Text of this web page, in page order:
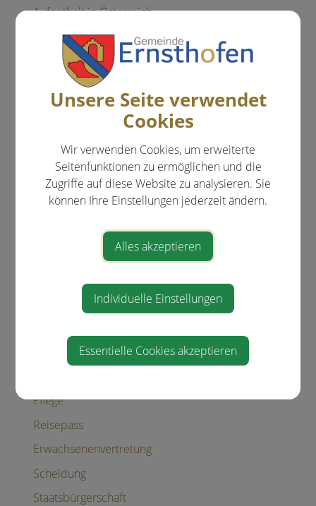
Aufenthalt in Österreich
Bauen
Menschen mit Behinderungen
Coronavirus
Erben und Vererben
Geburt
Gesetzliche Neuerungen
Gewalt in der Familie
Kinderbetreuung
Pflege
Reisepass
Erwachsenenvertretung
Scheidung
Staatsbürgerschaft
Unsere Seite verwendet
Cookies
Wir verwenden Cookies, um erweiterte
Seitenfunktionen zu ermöglichen und die
Zugriffe auf diese Website zu analysieren. Sie
können Ihre Einstellungen jederzeit ändern.
Alles akzeptieren
Individuelle Einstellungen
Essentielle Cookies akzeptieren